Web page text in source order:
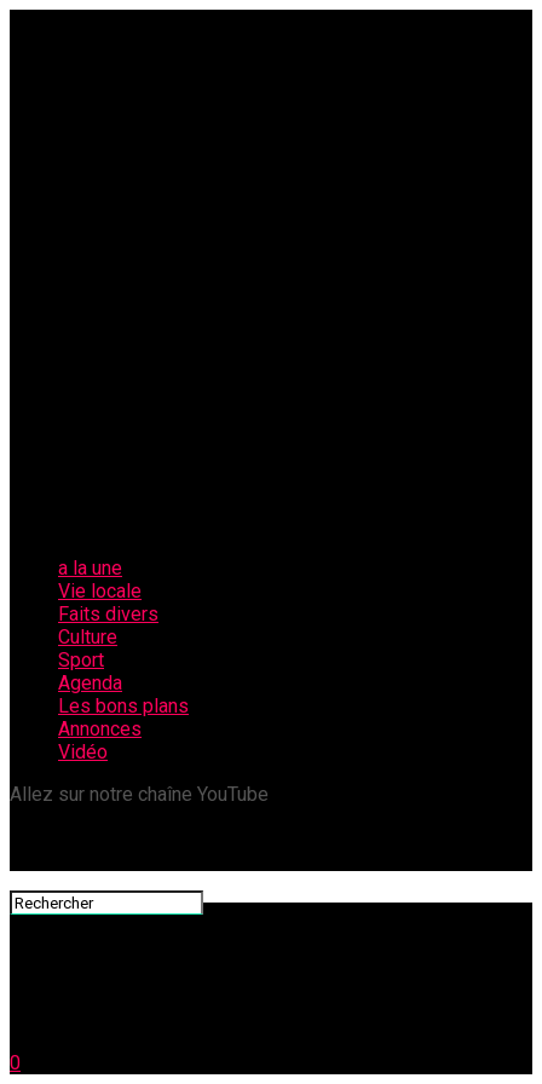
a la une
Vie locale
Faits divers
Culture
Sport
Agenda
Les bons plans
Annonces
Vidéo
Allez sur notre chaîne YouTube
0